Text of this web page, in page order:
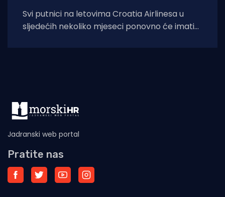
Svi putnici na letovima Croatia Airlinesa u
sljedećih nekoliko mjeseci ponovno će imati
Jadranski web portal
Pratite nas